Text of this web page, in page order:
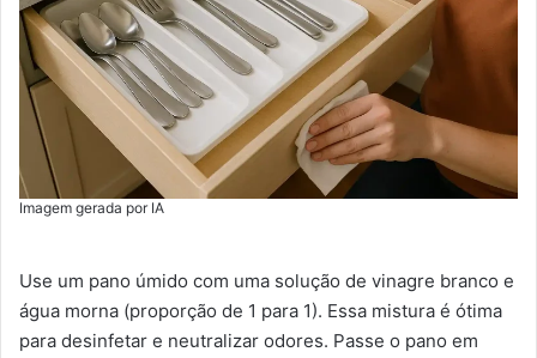
Imagem gerada por IA
Use um pano úmido com uma solução de vinagre branco e
água morna (proporção de 1 para 1). Essa mistura é ótima
para desinfetar e neutralizar odores. Passe o pano em